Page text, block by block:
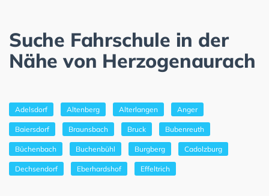
Suche Fahrschule in der
Nähe von Herzogenaurach
Adelsdorf Altenberg Alterlangen Anger
Baiersdorf Braunsbach Bruck Bubenreuth
Büchenbach Buchenbühl Burgberg Cadolzburg
Dechsendorf Eberhardshof Effeltrich